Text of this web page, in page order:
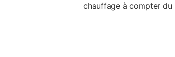
chauffage à compter